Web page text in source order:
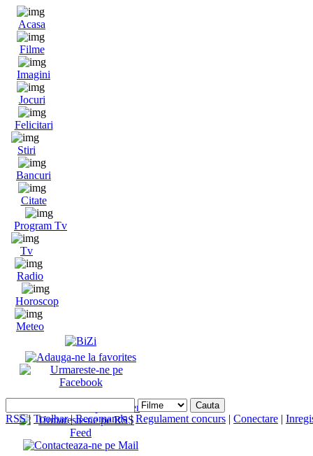
Acasa
Filme
Imagini
Jocuri
Felicitari
Stiri
Bancuri
Citate
Program Tv
Tv
Radio
Horoscop
Meteo
RSS| Toolbar|Recomanda|Regulament concurs | Conectare |